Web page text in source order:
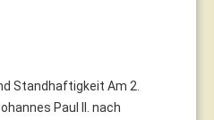
Standhaftigkeit Am 2.
Paul II. nach